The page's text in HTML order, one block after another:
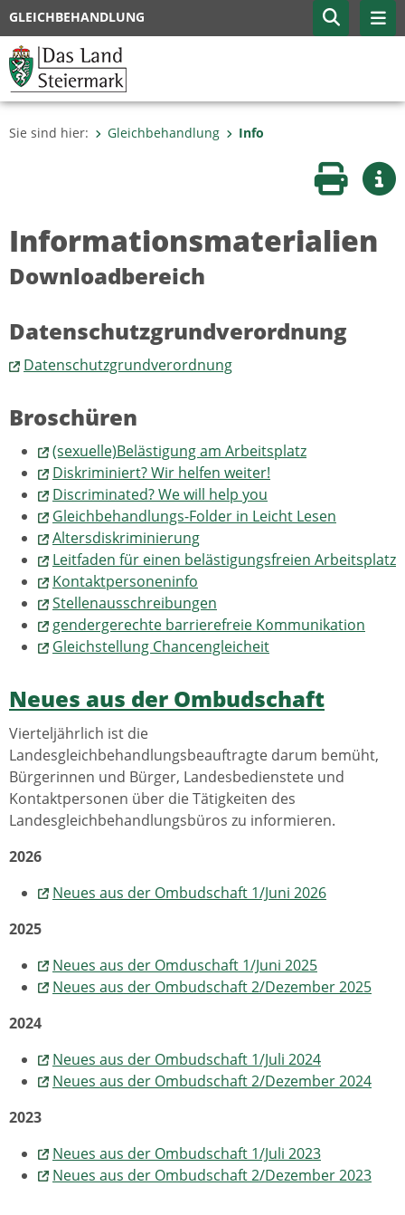
GLEICHBEHANDLUNG
Sie sind hier: Gleichbehandlung Info
Seite
Informationsmaterialien
Downloadbereich
Datenschutzgrundverordnung
Datenschutzgrundverordnung
Broschüren
(sexuelle)Belästigung am Arbeitsplatz
Diskriminiert? Wir helfen weiter!
Discriminated? We will help you
Gleichbehandlungs-Folder in Leicht Lesen
Altersdiskriminierung
Leitfaden für einen belästigungsfreien Arbeitsplatz
Kontaktpersoneninfo
Stellenausschreibungen
gendergerechte barrierefreie Kommunikation
Gleichstellung Chancengleicheit
Neues aus der Ombudschaft
Vierteljährlich ist die
Landesgleichbehandlungsbeauftragte darum bemüht,
Bürgerinnen und Bürger, Landesbedienstete und
Kontaktpersonen über die Tätigkeiten des
Landesgleichbehandlungsbüros zu informieren.
2026
Neues aus der Ombudschaft 1/Juni 2026
2025
Neues aus der Omduschaft 1/Juni 2025
Neues aus der Ombudschaft 2/Dezember 2025
2024
Neues aus der Ombudschaft 1/Juli 2024
Neues aus der Ombudschaft 2/Dezember 2024
2023
Neues aus der Ombudschaft 1/Juli 2023
Neues aus der Ombudschaft 2/Dezember 2023